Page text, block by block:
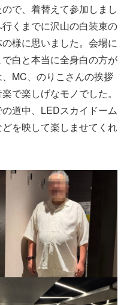
で、着替えて参加しまし
くまでに沢山の白装束の
様に思いました。会場に
白と本当に全身白の方が
MC、のりこさんの挨拶
で楽しげなモノでした。
道中、LEDスカイドーム
を映して楽しませてくれ